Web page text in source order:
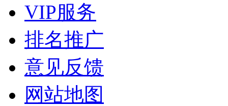
VIP服务
排名推广
意见反馈
网站地图